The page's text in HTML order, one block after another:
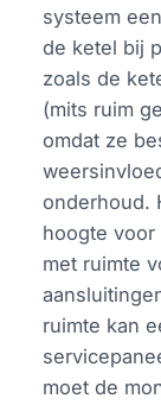
systeem
de ketel bij
zoals de
(mits ruim
omdat ze
onderhoud.
hoogte voor
met ruimte
ruimte kan
moet de